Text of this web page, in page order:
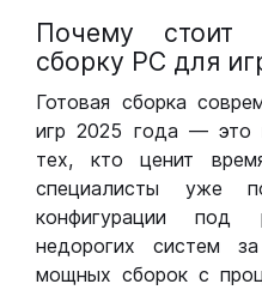
Почему стоит
сборку РС для
Готовая сборка
игр 2025 года — это
тех, кто ценит
специалисты уже
конфигурации
недорогих систем
мощных сборок с